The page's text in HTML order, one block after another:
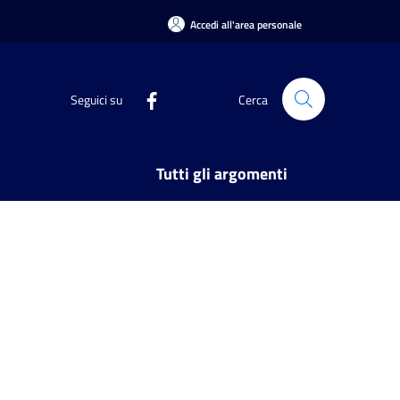
Accedi all'area personale
Seguici su Cerca
Tutti gli argomenti